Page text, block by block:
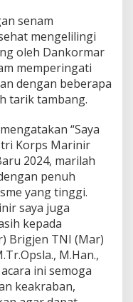
senam
mengelilingi
oleh Dankormar
memperingati
dengan beberapa
tarik tambang.
“Saya
Korps Marinir
2024, marilah
penuh
yang tinggi.
saya juga
kepada
Brigjen TNI (Mar)
M.Han.,
ini semoga
keakraban,